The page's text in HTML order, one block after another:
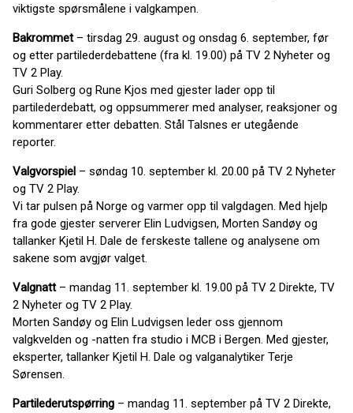
viktigste spørsmålene i valgkampen.
Bakrommet – tirsdag 29. august og onsdag 6. september, før
og etter partilederdebattene (fra kl. 19.00) på TV 2 Nyheter og
TV 2 Play.
Guri Solberg og Rune Kjos med gjester lader opp til
partilederdebatt, og oppsummerer med analyser, reaksjoner og
kommentarer etter debatten. Stål Talsnes er utegående
reporter.
Valgvorspiel – søndag 10. september kl. 20.00 på TV 2 Nyheter
og TV 2 Play.
Vi tar pulsen på Norge og varmer opp til valgdagen. Med hjelp
fra gode gjester serverer Elin Ludvigsen, Morten Sandøy og
tallanker Kjetil H. Dale de ferskeste tallene og analysene om
sakene som avgjør valget.
Valgnatt – mandag 11. september kl. 19.00 på TV 2 Direkte, TV
2 Nyheter og TV 2 Play.
Morten Sandøy og Elin Ludvigsen leder oss gjennom
valgkvelden og -natten fra studio i MCB i Bergen. Med gjester,
eksperter, tallanker Kjetil H. Dale og valganalytiker Terje
Sørensen.
Partilederutspørring – mandag 11. september på TV 2 Direkte,